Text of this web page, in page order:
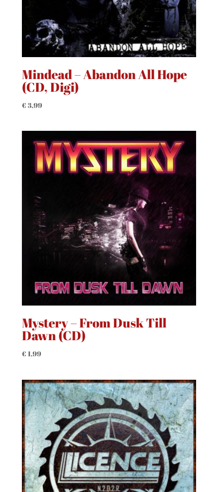
Mindead – Abandon All Hope
(CD, Digi)
€ 3,99
Mystery – From Dusk Till
Dawn (CD)
€ 1,99